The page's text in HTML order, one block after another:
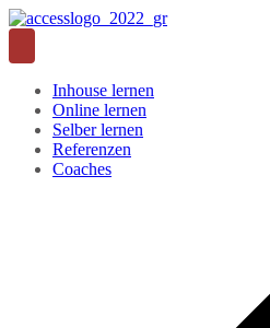
Inhouse lernen
Online lernen
Selber lernen
Referenzen
Coaches